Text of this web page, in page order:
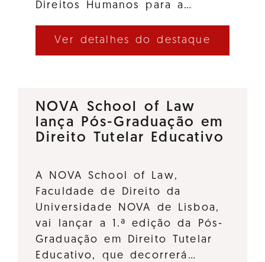
Direitos Humanos para a…
Ver detalhes do destaque
NOVA School of Law
lança Pós-Graduação em
Direito Tutelar Educativo
A NOVA School of Law,
Faculdade de Direito da
Universidade NOVA de Lisboa,
vai lançar a 1.ª edição da Pós-
Graduação em Direito Tutelar
Educativo, que decorrerá…